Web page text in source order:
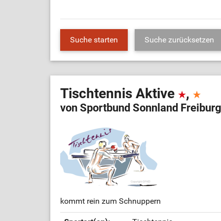
Tischtennis Aktive ,
von Sportbund Sonnland
kommt rein zum Schnuppern